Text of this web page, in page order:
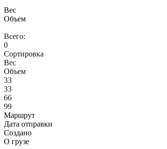
Вес
Объем
Всего:
0
Сортировка
Вес
Объем
33
33
66
99
Маршрут
Дата отправки
Создано
О грузе